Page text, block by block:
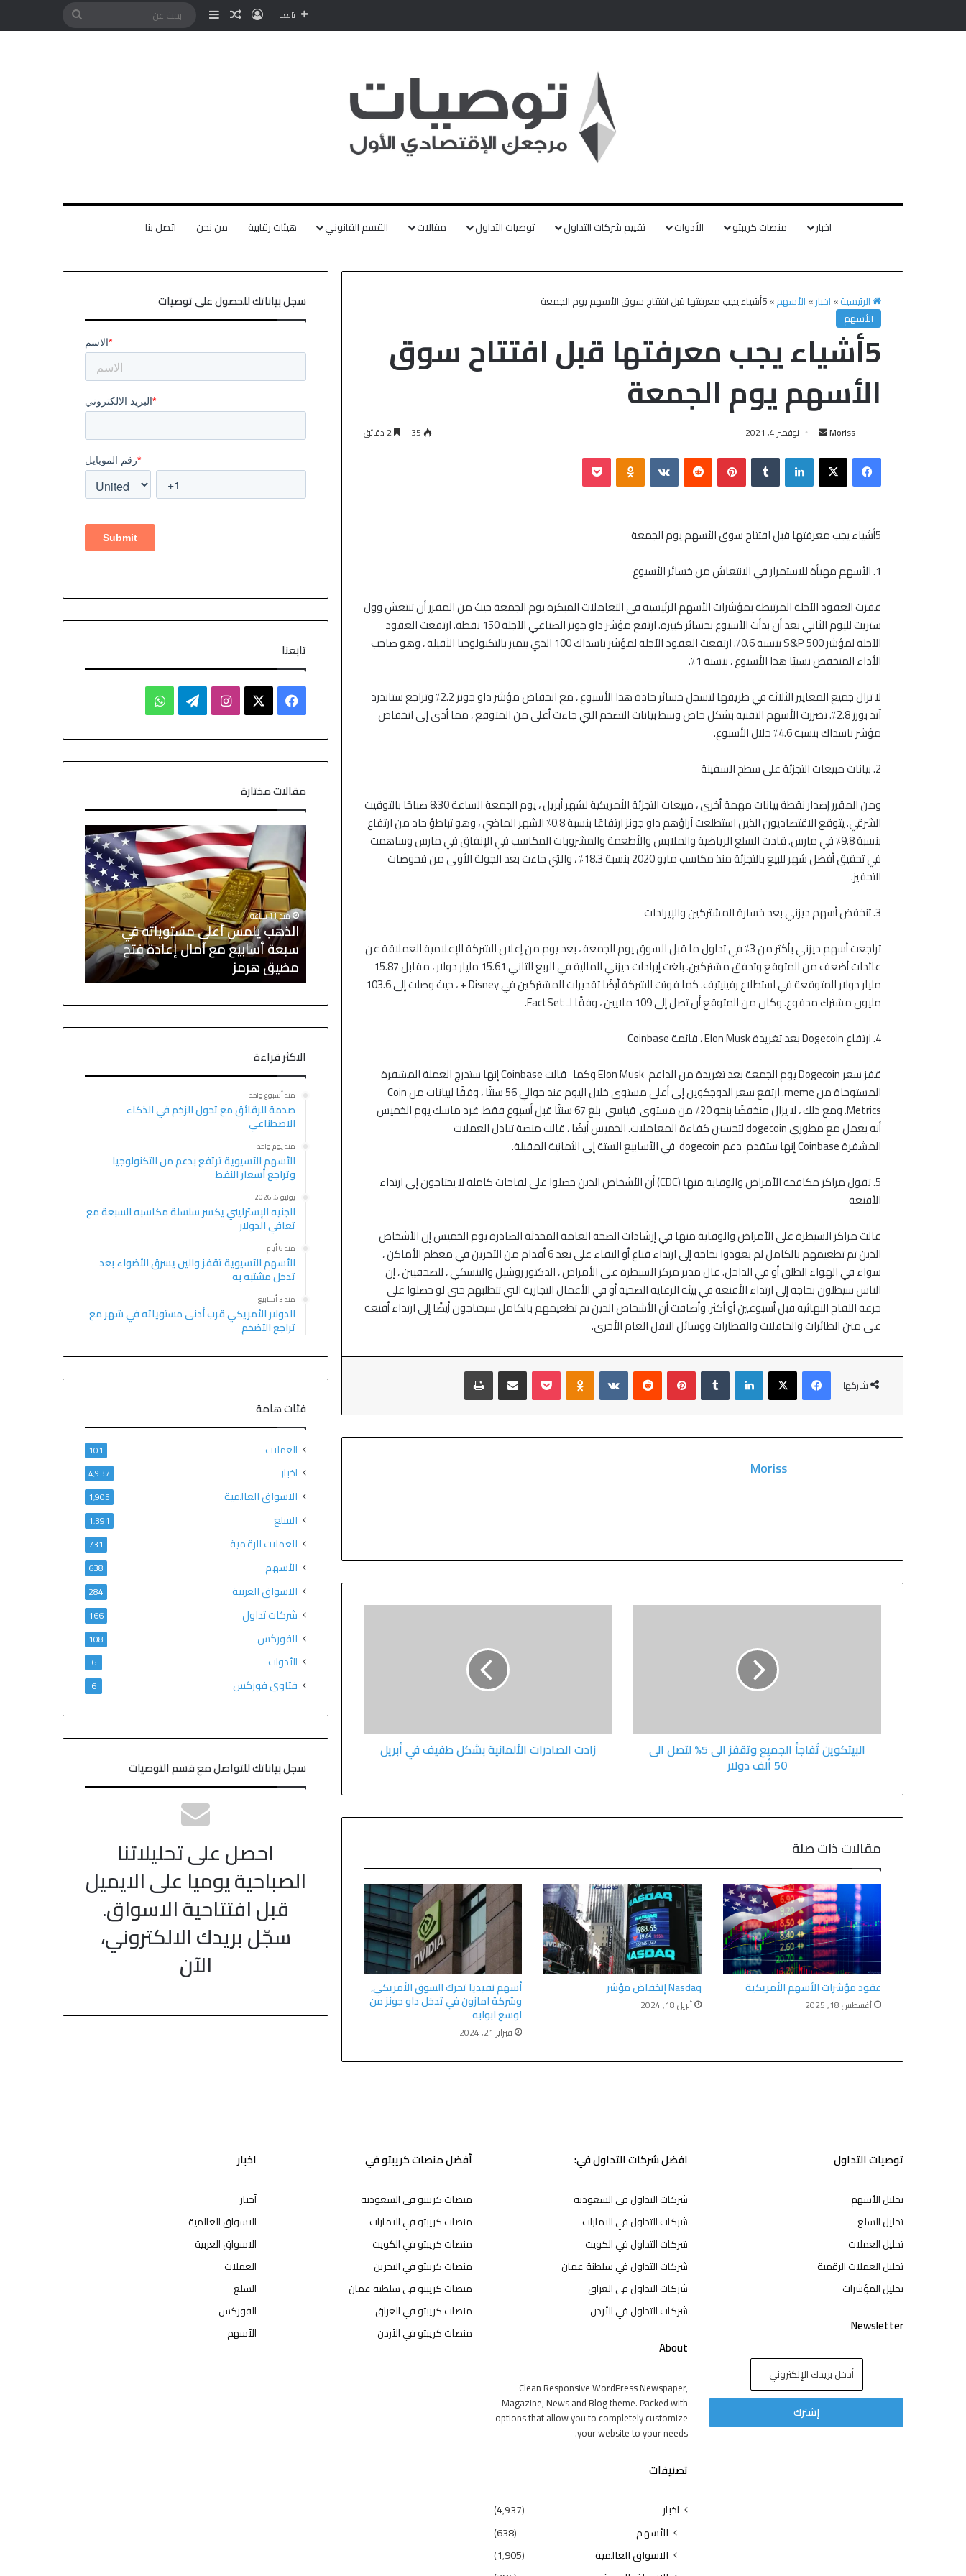
تابعنا
اخبار منصات كريبتو الأدوات تقييم شركات التداول توصيات التداول مقالات القسم القانوني هيئات رقابية من نحن اتصل بنا
الرئيسية» اخبار» الأسهم»5أشياء يجب معرفتها قبل افتتاح سوق الأسهم يوم الجمعة
الأسهم
5أشياء يجب معرفتها قبل افتتاح سوق
الأسهم يوم الجمعة
Moriss نوفمبر 4, 2021 35
5أشياء يجب معرفتها قبل افتتاح سوق الأسهم يوم الجمعة
1. الأسهم مهيأة للاستمرار في الانتعاش من خسائر الأسبوع
قفزت العقود الآجلة المرتبطة بمؤشرات الأسهم الرئيسية في التعاملات المبكرة يوم الجمعة حيث من المقرر أن تنتعش وول
ستريت لليوم الثاني بعد أن بدأت الأسبوع بخسائر كبيرة. ارتفع مؤشر داو جونز الصناعي الآجلة 150 نقطة. ارتفعت العقود
الآجلة لمؤشر S&P 500 بنسبة 0.6٪. ارتفعت العقود الآجلة لمؤشر ناسداك 100 الذي يتميز بالتكنولوجيا الثقيلة ، وهو صاحب
الأداء المنخفض نسبيًا هذا الأسبوع ، بنسبة 1٪.
لا تزال جميع المعايير الثلاثة في طريقها لتسجل خسائر حادة هذا الأسبوع ، مع انخفاض مؤشر داو جونز 2.2٪ وتراجع ستاندرد
آند بورز 2.8٪. تضررت الأسهم التقنية بشكل خاص وسط بيانات التضخم التي جاءت أعلى من المتوقع ، مما أدى إلى انخفاض
مؤشر ناسداك بنسبة 4.6٪ خلال الأسبوع.
2. بيانات مبيعات التجزئة على سطح السفينة
ومن المقرر إصدار نقطة بيانات مهمة أخرى ، مبيعات التجزئة الأمريكية لشهر أبريل ، يوم الجمعة الساعة 8:30 صباحًا بالتوقيت
الشرقي. يتوقع الاقتصاديون الذين استطلعت آراؤهم داو جونز ارتفاعًا بنسبة 0.8٪ الشهر الماضي ، وهو تباطؤ حاد من ارتفاع
بنسبة 9.8٪ في مارس. قادت السلع الرياضية والملابس والأطعمة والمشروبات المكاسب في الإنفاق في مارس وساهمت
في تحقيق أفضل شهر للبيع بالتجزئة منذ مكاسب مايو 2020 بنسبة 18.3٪ ، والتي جاءت بعد الجولة الأولى من فحوصات
التحفيز.
3. تنخفض أسهم ديزني بعد خسارة المشتركين والإيرادات
تراجعت أسهم ديزني بأكثر من 3٪ في تداول ما قبل السوق يوم الجمعة ، بعد يوم من إعلان الشركة الإعلامية العملاقة عن
عائدات أضعف من المتوقع وتدفق مشتركين. بلغت إيرادات ديزني المالية في الربع الثاني 15.61 مليار دولار ، مقابل 15.87
مليار دولار المتوقعة في استطلاع رفينيتيف. كما فوتت الشركة أيضًا تقديرات المشتركين في Disney + ، حيث وصلت إلى 103.6
مليون مشترك مدفوع. وكان من المتوقع أن تصل إلى 109 ملايين ، وفقًا لـ FactSet.
4. ارتفاع Dogecoin بعد تغريدة Elon Musk ، قائمة Coinbase
قفز سعر Dogecoin يوم الجمعة بعد تغريدة من الداعم Elon Musk وكما قالت Coinbase إنها ستدرج العملة المشفرة
المستوحاة من meme. ارتفع سعر الدوجكوين إلى أعلى مستوى خلال اليوم عند حوالي 56 سنتًا ، وفقًا لبيانات من Coin
Metrics. ومع ذلك ، لا يزال منخفضًا بنحو 20٪ من مستوى قياسي بلغ 67 سنتًا قبل أسبوع فقط. غرد ماسك يوم الخميس
أنه يعمل مع مطوري dogecoin لتحسين كفاءة المعاملات. الخميس أيضًا ، قالت منصة تبادل العملات
المشفرة Coinbase إنها ستقدم دعم dogecoin في الأسابيع الستة إلى الثمانية المقبلة.
5. تقول مراكز مكافحة الأمراض والوقاية منها (CDC) أن الأشخاص الذين حصلوا على لقاحات كاملة لا يحتاجون إلى ارتداء
الأقنعة
قالت مراكز السيطرة على الأمراض والوقاية منها في إرشادات الصحة العامة المحدثة الصادرة يوم الخميس إن الأشخاص
الذين تم تطعيمهم بالكامل لم يعودوا بحاجة إلى ارتداء قناع أو البقاء على بعد 6 أقدام من الآخرين في معظم الأماكن ،
سواء في الهواء الطلق أو في الداخل. قال مدير مركز السيطرة على الأمراض ، الدكتور روشيل والينسكي ، للصحفيين ، إن
الناس سيظلون بحاجة إلى ارتداء الأقنعة في بيئة الرعاية الصحية أو في الأعمال التجارية التي تتطلبهم حتى لو حصلوا على
جرعة اللقاح النهائية قبل أسبوعين أو أكثر. وأضافت أن الأشخاص الذين تم تطعيمهم بالكامل سيحتاجون أيضًا إلى ارتداء أقنعة
على متن الطائرات والحافلات والقطارات ووسائل النقل العام الأخرى.
شاركها
Moriss
البيتكوين تُفاجأ الجميع وتقفز الى 5% لتصل الى
50 ألف دولار
زادت الصادرات الألمانية بشكل طفيف في أبريل
مقالات ذات صلة
عقود مؤشرات الأسهم الأمريكية
أغسطس 18, 2025
Nasdaq إنخفاض مؤشر
أبريل 18, 2024
أسهم نفيديا تحرك السوق الأمريكي,
وشركة امازون في تدخل داو جونز من
اوسع ابوابه
فبراير 21, 2024
سجل بياناتك للحصول على توصيات
تابعنا
مقالات مختارة
الأسهم الآسيوية تتراجع بعد موجة
صعود قوية والنفط يستقر
الين والدولار يتحركان بحذر وسط ترقب
اتفاق أمريكي إيراني
النفط يتراجع مع تأجيج محادثات إيران
وعمان
منذ 11 ساعة
الذهب يلمس أعلى مستوياته في
سبعة أسابيع مع آمال إعادة فتح
مضيق هرمز
الاكثر قراءة
منذ أسبوع واحد
صدمة للرقائق مع تحول الزخم في الذكاء
الاصطناعي
منذ يوم واحد
الأسهم الآسيوية ترتفع بدعم من التكنولوجيا
وتراجع أسعار النفط
يوليو 6, 2026
الجنيه الإسترليني يكسر سلسلة مكاسبه السبعة مع
تعافي الدولار
منذ 6 أيام
الأسهم الآسيوية تقفز والين يسرق الأضواء بعد
تدخل مشتبه به
منذ 3 أسابيع
الدولار الأمريكي قرب أدنى مستوياته في شهر مع
تراجع التضخم
فئات هامة
العملات 101
اخبار 4٬937
الاسواق العالمية 1٬905
السلع 1٬391
العملات الرقمية 731
الأسهم 638
الاسواق العربية 284
شركات تداول 166
الفوركس 108
الأدوات 6
فتاوى فوركس 6
سجل بياناتك للتواصل مع قسم التوصيات
احصل على تحليلاتنا
الصباحية يوميا على الايميل
قبل افتتاحية الاسواق.
سجّل بريدك الالكتروني،
الآن
توصيات التداول
تحليل الأسهم
تحليل السلع
تحليل العملات
تحليل العملات الرقمية
تحليل المؤشرات
Newsletter
افضل شركات التداول في:
شركات التداول في السعودية
شركات التداول في الامارات
شركات التداول في الكويت
شركات التداول في سلطنة عمان
شركات التداول في العراق
شركات التداول في الأردن
About
Clean Responsive WordPress Newspaper,
Magazine, News and Blog theme. Packed with
options that allow you to completely customize
your website to your needs.
تصنيفات
اخبار (4٬937)
الأسهم
(638)
الاسواق العالمية
(1٬905)
أفضل منصات كريبتو في
منصات كريبتو في السعودية
منصات كريبتو في الامارات
منصات كريبتو في الكويت
منصات كريبتو في البحرين
منصات كريبتو في سلطنة عمان
منصات كريبتو في العراق
منصات كريبتو في الأردن
اخبار
أخبار
الاسواق العالمية
الاسواق العربية
العملات
السلع
الفوركس
الأسهم